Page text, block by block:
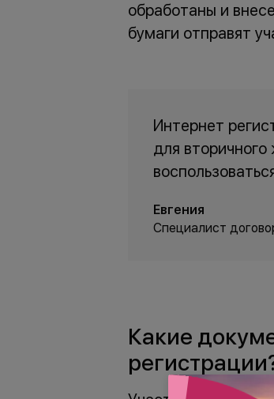
обработаны и
бумаги отправят
Интернет
для
Евгения
Специалист
Какие